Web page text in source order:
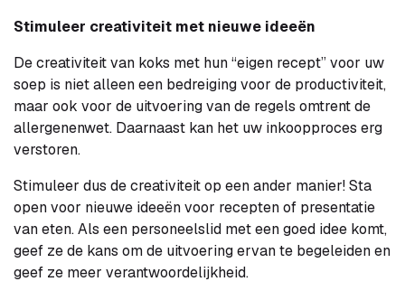
Stimuleer creativiteit met nieuwe ideeën
De creativiteit van koks met hun “eigen recept” voor uw
soep is niet alleen een bedreiging voor de productiviteit,
maar ook voor de uitvoering van de regels omtrent de
allergenenwet. Daarnaast kan het uw inkoopproces erg
verstoren.
Stimuleer dus de creativiteit op een ander manier! Sta
open voor nieuwe ideeën voor recepten of presentatie
van eten. Als een personeelslid met een goed idee komt,
geef ze de kans om de uitvoering ervan te begeleiden en
geef ze meer verantwoordelijkheid.